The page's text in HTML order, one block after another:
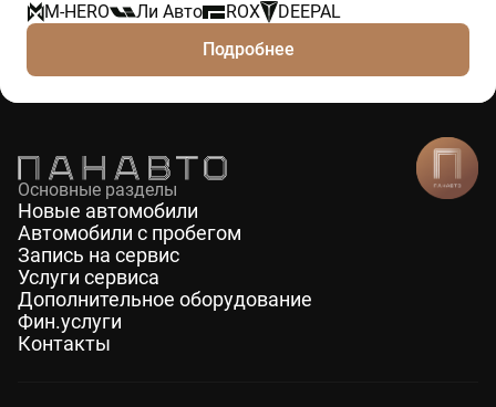
M-HERO
Ли Авто ROX
DEEPAL
Подробнее
Основные разделы
Новые автомобили
Автомобили с пробегом
Запись на сервис
Услуги сервиса
Дополнительное оборудование
Фин.услуги
Контакты